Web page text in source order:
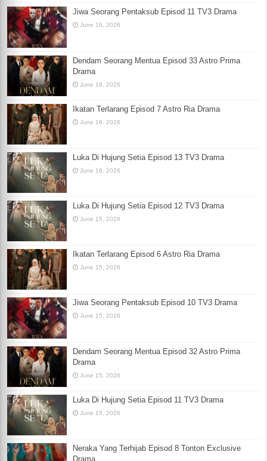
Jiwa Seorang Pentaksub Episod 11 TV3 Drama
June 16, 2026
Dendam Seorang Mentua Episod 33 Astro Prima
Drama
June 16, 2026
Ikatan Terlarang Episod 7 Astro Ria Drama
June 16, 2026
Luka Di Hujung Setia Episod 13 TV3 Drama
June 16, 2026
Luka Di Hujung Setia Episod 12 TV3 Drama
June 15, 2026
Ikatan Terlarang Episod 6 Astro Ria Drama
June 15, 2026
Jiwa Seorang Pentaksub Episod 10 TV3 Drama
June 15, 2026
Dendam Seorang Mentua Episod 32 Astro Prima
Drama
June 15, 2026
Luka Di Hujung Setia Episod 11 TV3 Drama
June 15, 2026
Neraka Yang Terhijab Episod 8 Tonton Exclusive
Drama